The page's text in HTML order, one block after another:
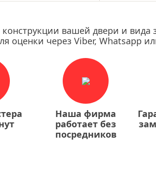
вашей двери и
оценки через Viber,
Наша фирма
работает без
посредников